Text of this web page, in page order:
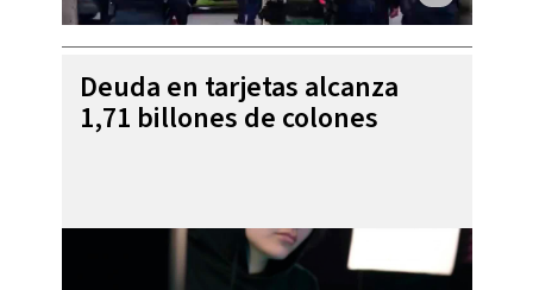
Deuda en tarjetas alcanza
1,71 billones de colones